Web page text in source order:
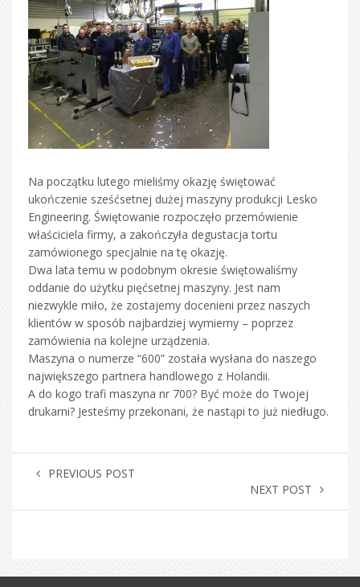
Na początku lutego mieliśmy okazję świętować
ukończenie sześćsetnej dużej maszyny produkcji Lesko
Engineering. Świętowanie rozpoczęło przemówienie
właściciela firmy, a zakończyła degustacja tortu
zamówionego specjalnie na tę okazję.
Dwa lata temu w podobnym okresie świętowaliśmy
oddanie do użytku pięćsetnej maszyny. Jest nam
niezwykle miło, że zostajemy docenieni przez naszych
klientów w sposób najbardziej wymierny – poprzez
zamówienia na kolejne urządzenia.
Maszyna o numerze “600” została wysłana do naszego
największego partnera handlowego z Holandii.
A do kogo trafi maszyna nr 700? Być może do Twojej
drukarni? Jesteśmy przekonani, że nastąpi to już niedługo.
PREVIOUS POST
NEXT POST